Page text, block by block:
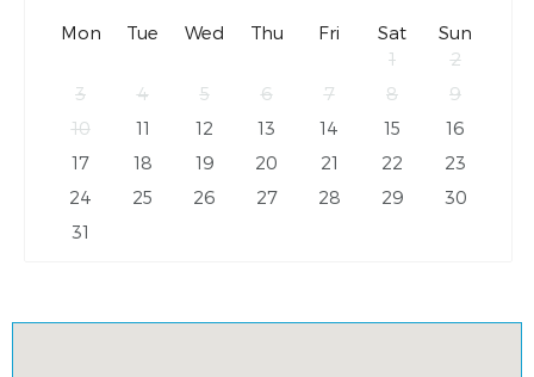
Mon Tue Wed Thu Fri Sat
Sun
1
2
3
4 5 6 7 8
9
10
11 12 13 14 15
16
17
18 19 20 21 22
23
24
25 26 27 28 29
30
31